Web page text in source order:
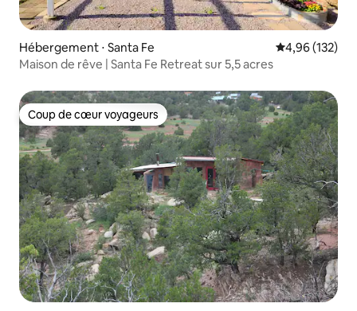
Hébergement ⋅ Santa Fe Évaluation
4,96 (132)
Maison de rêve | Santa Fe Retreat sur 5,5 acres
Coup de cœur voyageurs
Coup de cœur voyageurs